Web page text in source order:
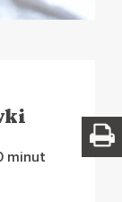
minut